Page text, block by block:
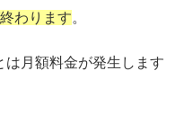
わります。
月額料金が発生します